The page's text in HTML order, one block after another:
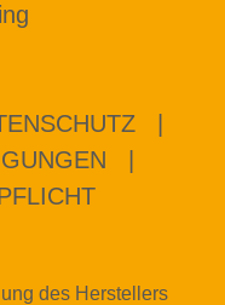
des Herstellers